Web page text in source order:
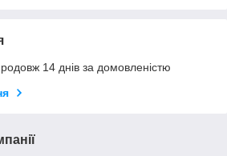
14 днів за домовленістю